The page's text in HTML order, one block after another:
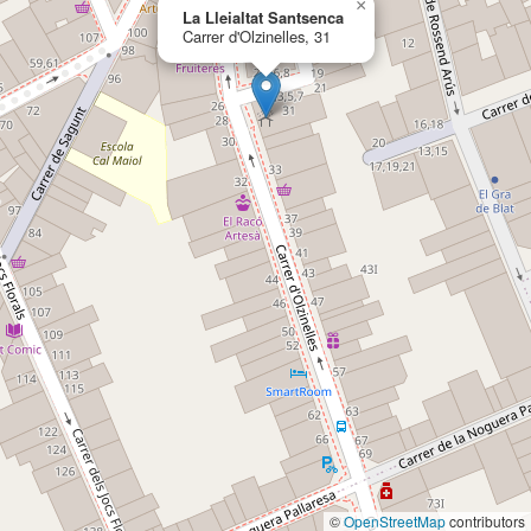
La Lleialtat Santsenca
Carrer d'Olzinelles, 31
×
©OpenStreetMapcontributors